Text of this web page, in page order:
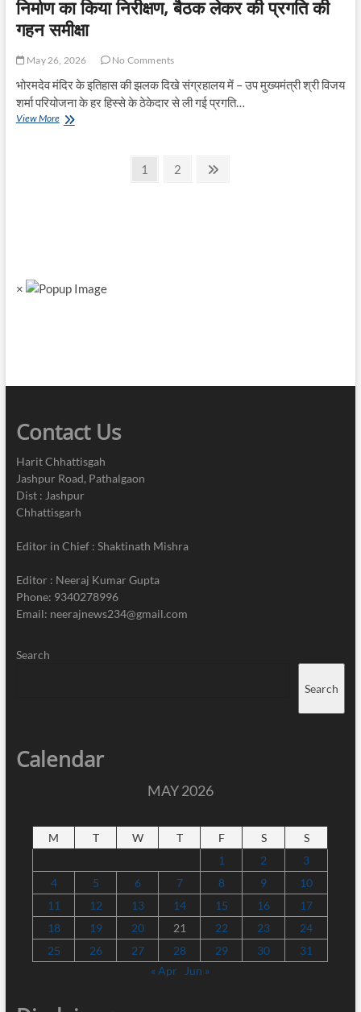
निर्माण का किया निरीक्षण, बैठक लेकर की प्रगति की
गहन समीक्षा
May 26, 2026 No Comments
भोरमदेव मंदिर के इतिहास की झलक दिखे संग्रहालय में – उप मुख्यमंत्री श्री विजय
शर्मा परियोजना के हर हिस्से के ठेकेदार से ली गई प्रगति…
View Moreउप
बैठक
Page
1 Page
2
×
Contact Us
Harit Chhattisgah
Jashpur Road, Pathalgaon
Dist : Jashpur
Chhattisgarh
Editor in Chief : Shaktinath Mishra
Editor : Neeraj Kumar Gupta
Phone: 9340278996
Email: neerajnews234@gmail.com
Search
Search
Calendar
MAY 2026
M T W T F S
S
1
2
3
4
5 6 7 8 9
10
11
12 13 14 15 16
17
18
19 20 21 22 23
24
25
26 27 28 29 30
31
« Apr
Jun »